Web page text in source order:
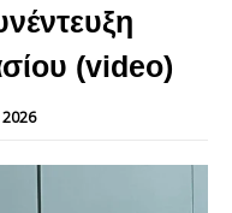
(video)